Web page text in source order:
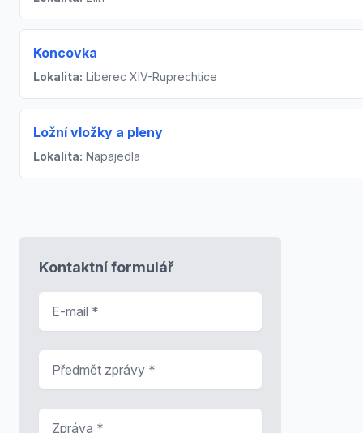
Koncovka
Lokalita: Liberec XIV-Ruprechtice
Ložní vložky a pleny
Lokalita: Napajedla
Kontaktní formulář